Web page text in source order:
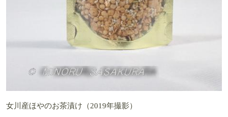
女川産ほやのお茶漬け（2019年撮影）